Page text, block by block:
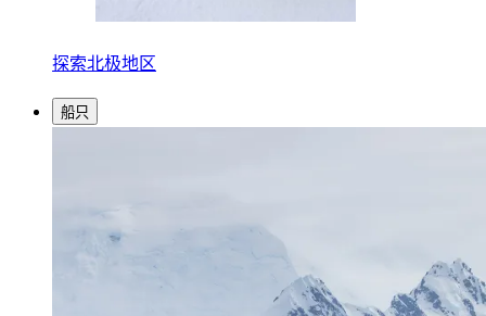
探索北极地区
船只